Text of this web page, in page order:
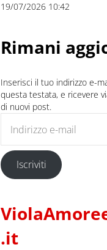
19/07/2026 10:42
Rimani
Inserisci il tuo indirizzo e-
questa testata, e ricevere
di nuovi post.
Iscriviti
.it